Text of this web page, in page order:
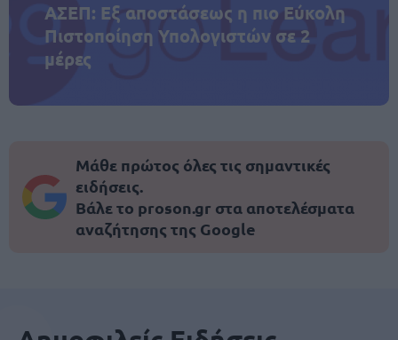
ΑΣΕΠ: Εξ αποστάσεως η πιο Εύκολη
Πιστοποίηση Υπολογιστών σε 2
μέρες
Μάθε πρώτος όλες τις σημαντικές
ειδήσεις.
Βάλε το proson.gr στα αποτελέσματα
αναζήτησης της Google